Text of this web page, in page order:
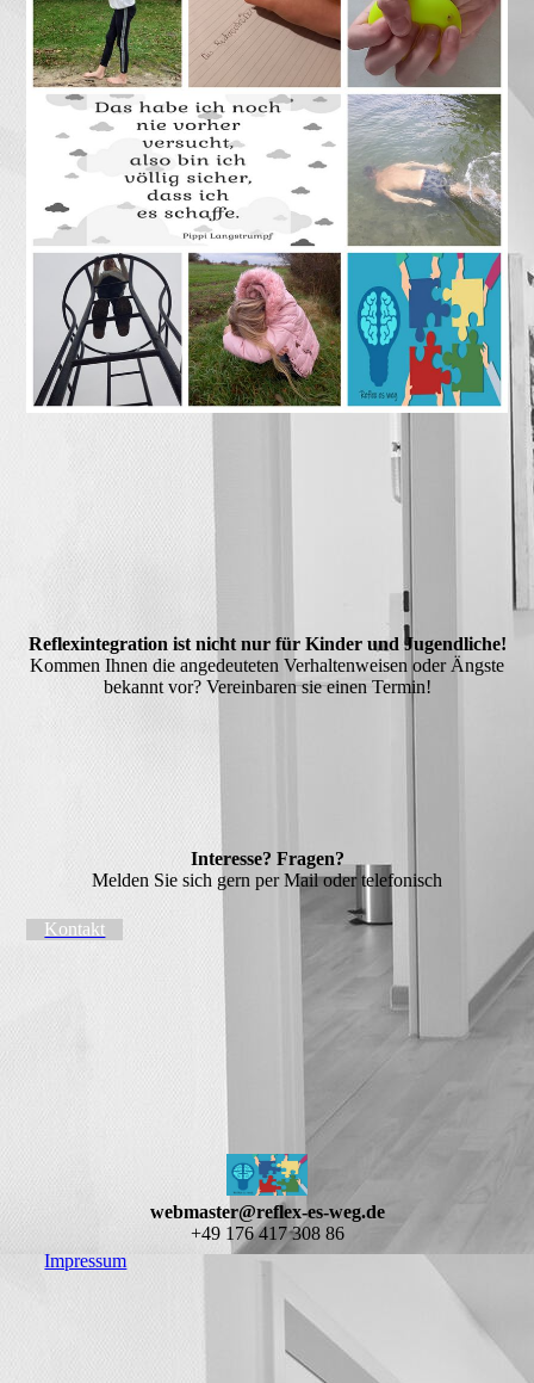
Reflexintegration ist nicht nur für Kinder und Jugendliche!
Kommen Ihnen die angedeuteten Verhaltenweisen oder Ängste
bekannt vor? Vereinbaren sie einen Termin!
Interesse? Fragen?
Melden Sie sich gern per Mail oder telefonisch
Kontakt
webmaster@reflex-es-weg.de
+49 176 417 308 86
Impressum